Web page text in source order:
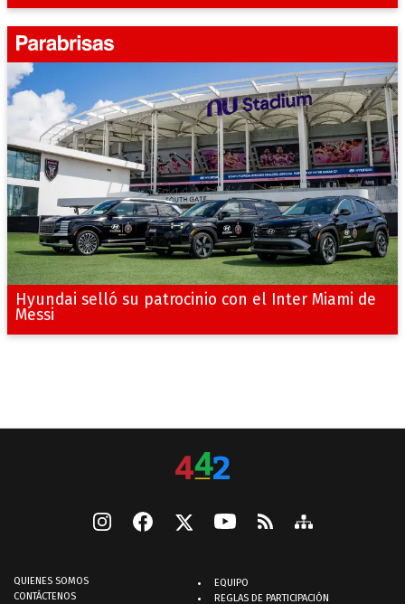
Hyundai selló su patrocinio con el Inter Miami de
Messi
QUIENES SOMOS
CONTÁCTENOS
EQUIPO
REGLAS DE PARTICIPACIÓN